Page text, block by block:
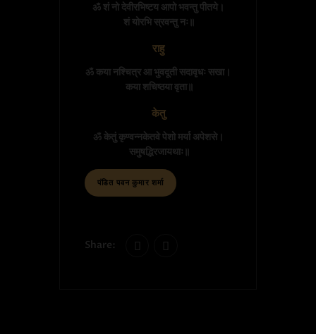
ॐ शं नो देवीरभिष्टय आपो भवन्तु पीतये।
शं योरभि स्रवन्तु नः॥
राहु
ॐ कया नश्चित्र आ भुवदूती सदावृधः सखा।
कया शचिष्ठया वृता॥
केतु
ॐ केतुं कृण्वन्नकेतवे पेशो मर्या अपेशसे।
समुषद्भिरजायथाः॥
पंडित पवन कुमार शर्मा
Share: